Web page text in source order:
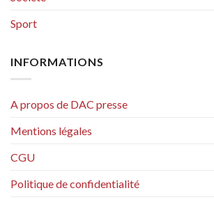
Sport
INFORMATIONS
A propos de DAC presse
Mentions légales
CGU
Politique de confidentialité